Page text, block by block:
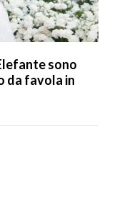
sono
da favola in